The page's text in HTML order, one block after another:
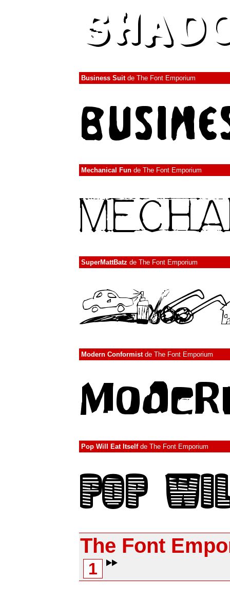
Business Suitde The Font Emporium
Mechanical Fun de The Font Emporium
SuperMattBatz de The Font Emporium
Modern Conformistde The Font Emporium
Pop Will Eat Itselfde The Font Emporium
The Font
1